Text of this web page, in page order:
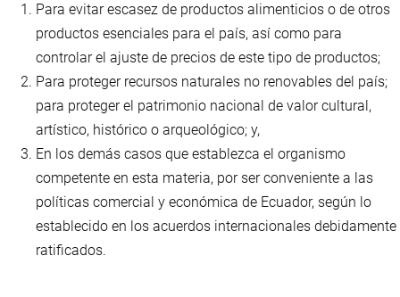
Para evitar escasez de productos alimenticios o de otros
productos esenciales para el país, así como para
controlar el ajuste de precios de este tipo de productos;
Para proteger recursos naturales no renovables del país;
para proteger el patrimonio nacional de valor cultural,
artístico, histórico o arqueológico; y,
En los demás casos que establezca el organismo
competente en esta materia, por ser conveniente a las
políticas comercial y económica de Ecuador, según lo
establecido en los acuerdos internacionales debidamente
ratificados.